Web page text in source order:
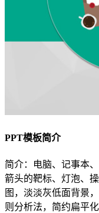
PPT模板简介
简介：电脑、记事本
箭头的靶标、灯泡、
图，淡淡灰低面背景，
则分析法，简约扁平